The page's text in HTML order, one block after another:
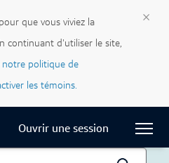
que vous viviez la
continuant d'utiliser le site,
notre politique de
les témoins.
×
Ouvrir une session